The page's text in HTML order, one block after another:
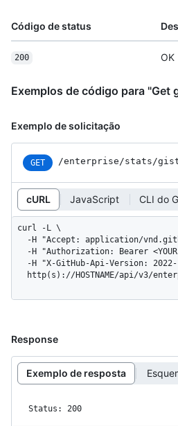
Código de status
200 OK
Exemplos de código para "Get
Exemplo de solicitação
GET /enterprise/stats/
cURL JavaScript CLI do
curl -L \
http(s)://HOSTNAME/api/v3/
Response
Exemplo de resposta
Status: 200